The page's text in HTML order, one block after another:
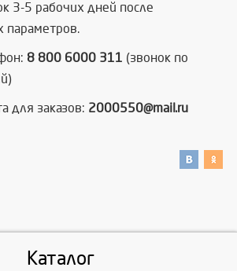
3-5 рабочих дней после
параметров.
8 800 6000 311 (звонок по
для заказов: 2000550@mail.ru
Каталог